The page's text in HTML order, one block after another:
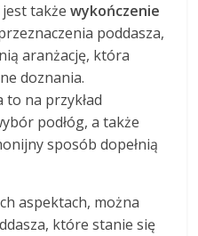
jest takżewykończenie
poddasza,
aranżację, która
doznania.
na przykład
podłóg, a także
sposób dopełnią
aspektach, można
które stanie się